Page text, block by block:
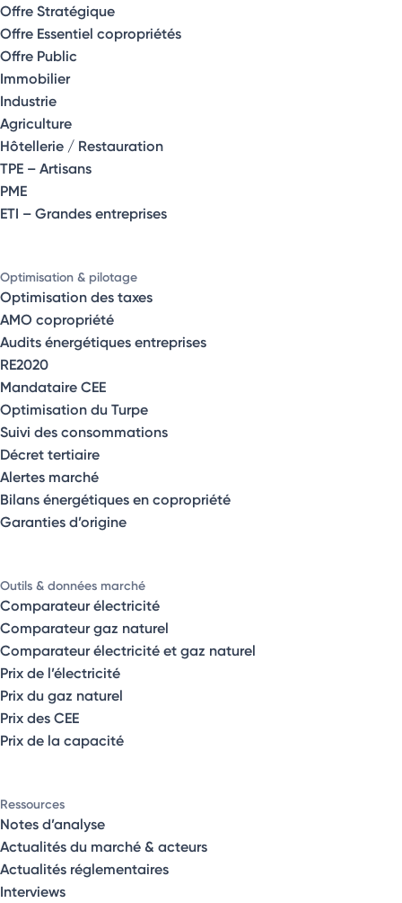
Offre Stratégique
Offre Essentiel copropriétés
Offre Public
Immobilier
Industrie
Agriculture
Hôtellerie / Restauration
TPE – Artisans
PME
ETI – Grandes entreprises
Optimisation & pilotage
Optimisation des taxes
AMO copropriété
Audits énergétiques entreprises
RE2020
Mandataire CEE
Optimisation du Turpe
Suivi des consommations
Décret tertiaire
Alertes marché
Bilans énergétiques en copropriété
Garanties d’origine
Outils & données marché
Comparateur électricité
Comparateur gaz naturel
Comparateur électricité et gaz naturel
Prix de l’électricité
Prix du gaz naturel
Prix des CEE
Prix de la capacité
Ressources
Notes d’analyse
Actualités du marché & acteurs
Actualités réglementaires
Interviews